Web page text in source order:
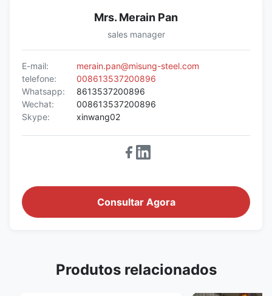
Mrs. Merain Pan
sales manager
E-mail:
merain.pan@misung-steel.com
telefone:
008613537200896
Whatsapp:
8613537200896
Wechat:
008613537200896
Skype:
xinwang02
Consultar Agora
Produtos relacionados